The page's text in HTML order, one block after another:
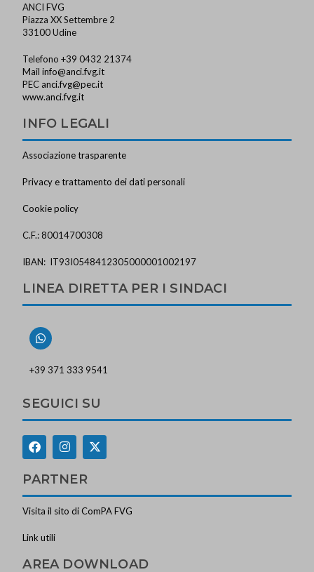
ANCI FVG
Piazza XX Settembre 2
33100 Udine
Telefono +39 0432 21374
Mailinfo@anci.fvg.it
PEC anci.fvg@pec.it
www.anci.fvg.it
INFO LEGALI
Associazione trasparente
Privacy e trattamento dei dati personali
Cookie policy
C.F.: 80014700308
IBAN: IT93I0548412305000001002197
LINEA DIRETTA PER I SINDACI
+39 371 333 9541
SEGUICI SU
PARTNER
Visita il sito di ComPA FVG
Link utili
AREA DOWNLOAD